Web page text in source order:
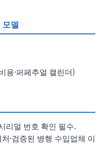
델
용·퍼페추얼 캘린더)
리얼 번호 확인 필수.
·검증된 병행 수입업체 이